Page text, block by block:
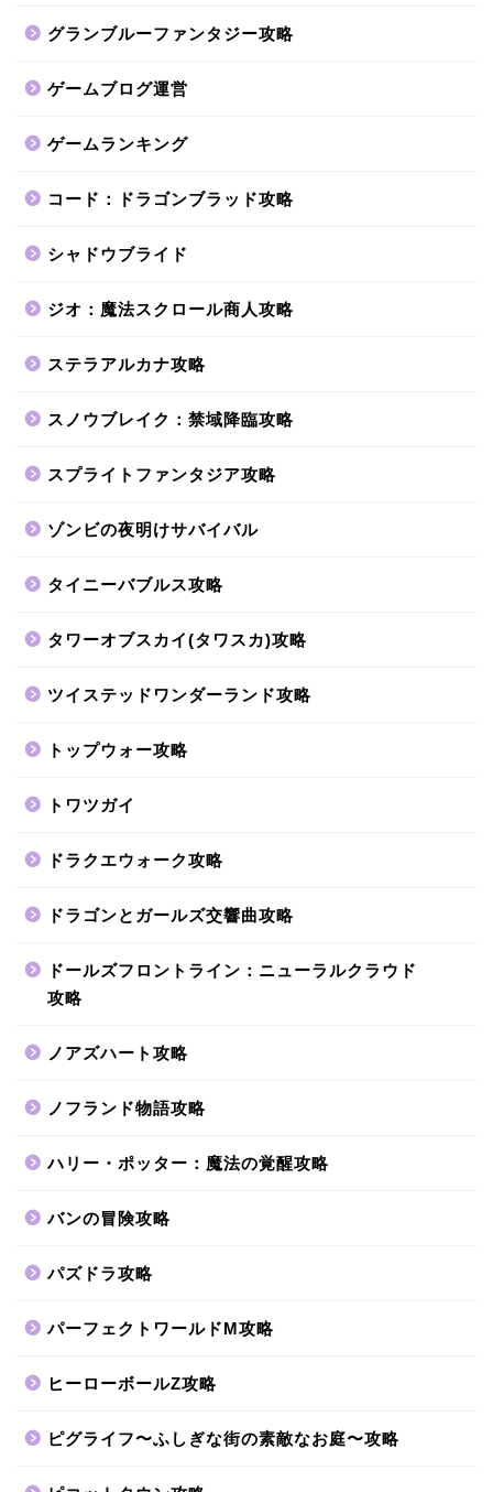
グランブルーファンタジー攻略
ゲームブログ運営
ゲームランキング
コード：ドラゴンブラッド攻略
シャドウブライド
ジオ：魔法スクロール商人攻略
ステラアルカナ攻略
スノウブレイク：禁域降臨攻略
スプライトファンタジア攻略
ゾンビの夜明けサバイバル
タイニーバブルス攻略
タワーオブスカイ(タワスカ)攻略
ツイステッドワンダーランド攻略
トップウォー攻略
トワツガイ
ドラクエウォーク攻略
ドラゴンとガールズ交響曲攻略
ドールズフロントライン：ニューラルクラウド
攻略
ノアズハート攻略
ノフランド物語攻略
ハリー・ポッター：魔法の覚醒攻略
バンの冒険攻略
パズドラ攻略
パーフェクトワールドM攻略
ヒーローボールZ攻略
ピグライフ〜ふしぎな街の素敵なお庭〜攻略